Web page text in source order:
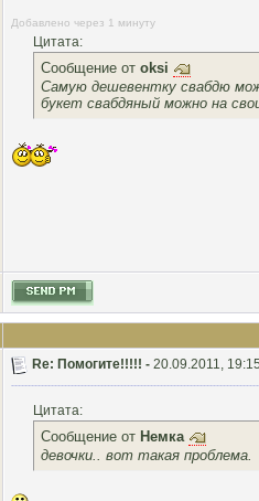
Добавлено через 1 минуту
Цитата:
Сообщение от oksi
Самую дешевентку свабдю
букет свабдяный можно на
Re: Помогите!!!!! - 20.09.2011,
Цитата:
Сообщение от Немка
девочки.. вот такая проблема.